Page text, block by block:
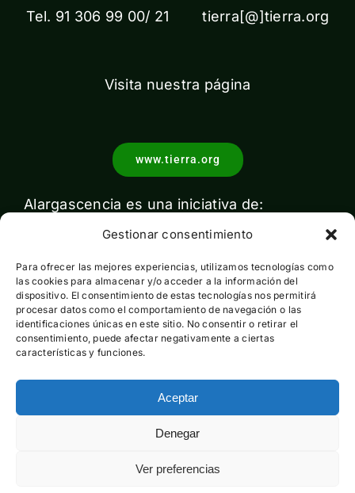
Gestionar consentimiento
Para ofrecer las mejores experiencias, utilizamos tecnologías como
las cookies para almacenar y/o acceder a la información del
dispositivo. El consentimiento de estas tecnologías nos permitirá
procesar datos como el comportamiento de navegación o las
identificaciones únicas en este sitio. No consentir o retirar el
consentimiento, puede afectar negativamente a ciertas
características y funciones.
Aceptar
Denegar
Ver preferencias
Tel. 91 306 99 00/ 21 tierra[@]tierra.org
Visita nuestra página
www.tierra.org
Alargascencia es una iniciativa de:
Con el apoyo de:
Esta actividad ha sido financiada por el Ministerio para la